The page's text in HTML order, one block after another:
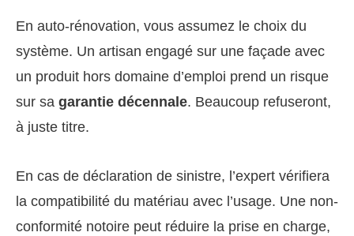
En auto-rénovation, vous assumez le choix du
système. Un artisan engagé sur une façade avec
un produit hors domaine d’emploi prend un risque
sur sa garantie décennale. Beaucoup refuseront,
à juste titre.
En cas de déclaration de sinistre, l’expert vérifiera
la compatibilité du matériau avec l’usage. Une non-
conformité notoire peut réduire la prise en charge,